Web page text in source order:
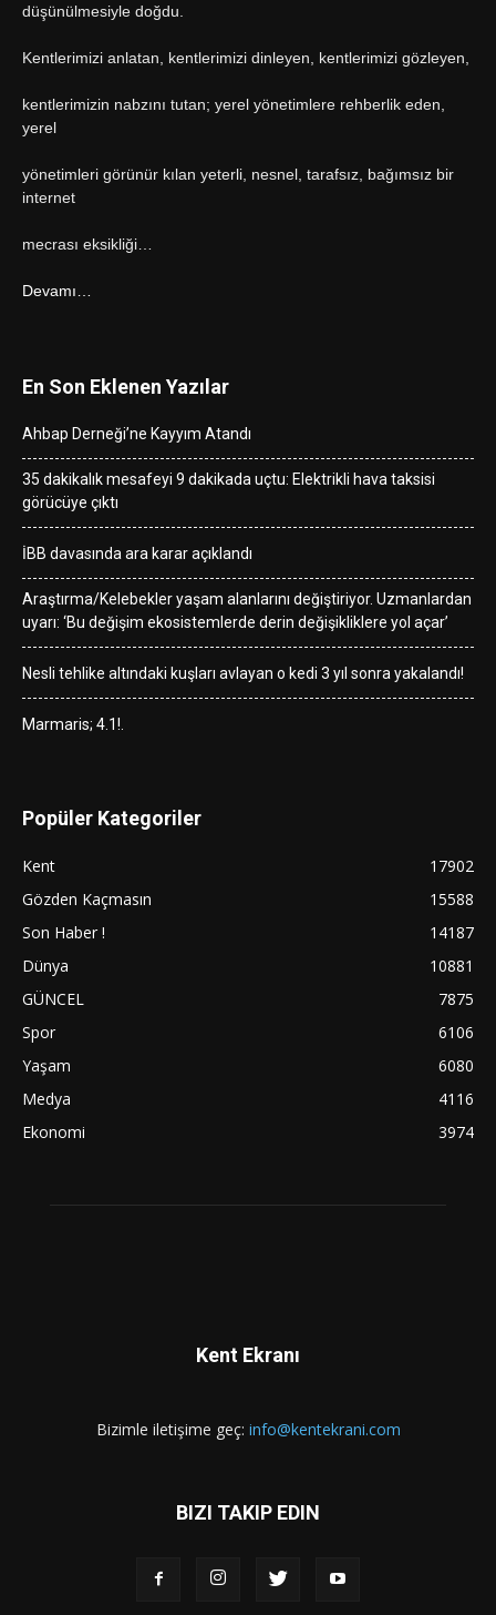
düşünülmesiyle doğdu.
Kentlerimizi anlatan, kentlerimizi dinleyen, kentlerimizi gözleyen,
kentlerimizin nabzını tutan; yerel yönetimlere rehberlik eden,
yerel
yönetimleri görünür kılan yeterli, nesnel, tarafsız, bağımsız bir
internet
mecrası eksikliği…
Devamı…
En Son Eklenen Yazılar
Ahbap Derneği’ne Kayyım Atandı
35 dakikalık mesafeyi 9 dakikada uçtu: Elektrikli hava taksisi
görücüye çıktı
İBB davasında ara karar açıklandı
Araştırma/Kelebekler yaşam alanlarını değiştiriyor. Uzmanlardan
uyarı: ‘Bu değişim ekosistemlerde derin değişikliklere yol açar’
Nesli tehlike altındaki kuşları avlayan o kedi 3 yıl sonra yakalandı!
Marmaris; 4.1!.
Popüler Kategoriler
Kent
17902
Gözden Kaçmasın
15588
Son Haber !
14187
Dünya
10881
GÜNCEL
7875
Spor
6106
Yaşam
6080
Medya
4116
Ekonomi
3974
Kent Ekranı
Bizimle iletişime geç: info@kentekrani.com
BIZI TAKIP EDIN